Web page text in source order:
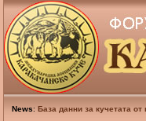
News: База данни за кучетата от